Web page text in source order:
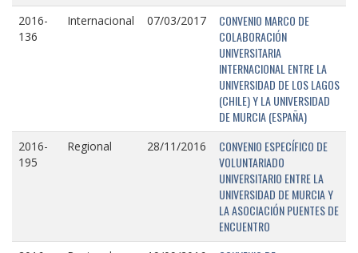
2016-
136
Internacional 07/03/2017
CONVENIO MARCO DE
COLABORACIÓN
UNIVERSITARIA
INTERNACIONAL ENTRE LA
UNIVERSIDAD DE LOS LAGOS
(CHILE) Y LA UNIVERSIDAD
DE MURCIA (ESPAÑA)
2016-
195
Regional 28/11/2016
CONVENIO ESPECÍFICO DE
VOLUNTARIADO
UNIVERSITARIO ENTRE LA
UNIVERSIDAD DE MURCIA Y
LA ASOCIACIÓN PUENTES DE
ENCUENTRO